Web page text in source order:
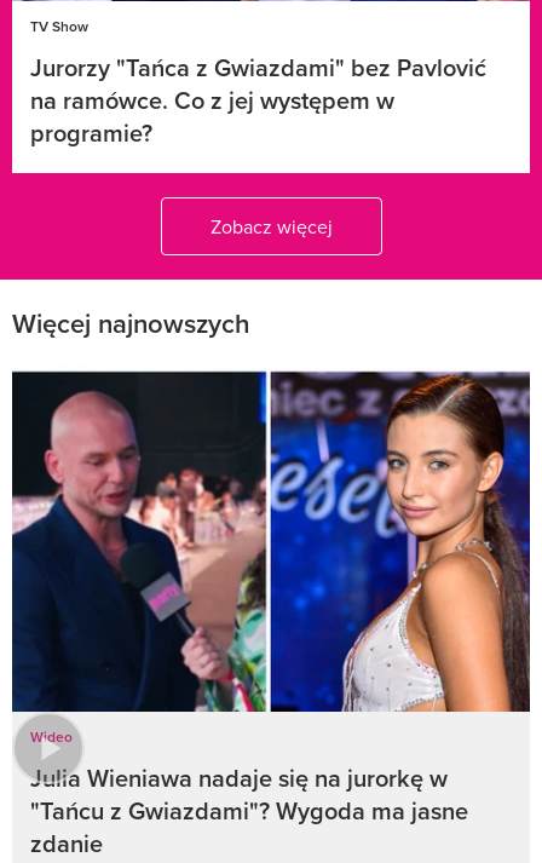
TV Show
Jurorzy "Tańca z Gwiazdami" bez Pavlović
na ramówce. Co z jej występem w
programie?
Zobacz więcej
Więcej najnowszych
Wideo
Julia Wieniawa nadaje się na jurorkę w
"Tańcu z Gwiazdami"? Wygoda ma jasne
zdanie